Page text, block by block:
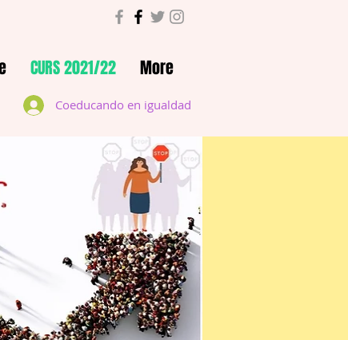
CURS 2021/22 More
Coeducando en igualdad